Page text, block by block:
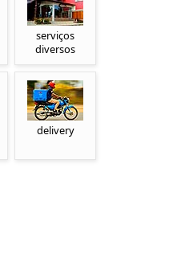
serviços
diversos
delivery